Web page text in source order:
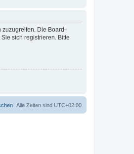
zuzugreifen. Die Board-
sich registrieren. Bitte
Alle Zeiten sind UTC+02:00